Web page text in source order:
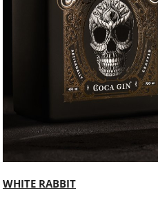
WHITE RABBIT